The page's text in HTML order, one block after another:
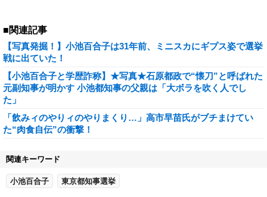
■関連記事
【写真発掘！】小池百合子は31年前、ミニスカにギプス姿で選挙
戦に出ていた！
【小池百合子と学歴詐称】★写真★石原都政で“懐刀”と呼ばれた
元副知事が明かす 小池都知事の父親は「大ボラを吹く人でし
た」
「飲みィのやりィのやりまくり…」高市早苗氏がブチまけてい
た“肉食自伝”の衝撃！
関連キーワード
小池百合子 東京都知事選挙